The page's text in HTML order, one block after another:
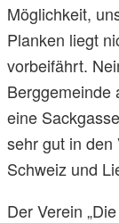
Möglichkeit,
Planken liegt
vorbeifährt.
Berggemeinde
eine
sehr gut in den
Schweiz und
Der Verein